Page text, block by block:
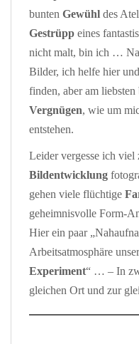
bunten Gewühl des
Gestrüpp eines
nicht malt, bin ich …
Bilder, ich helfe hier
finden, aber am
Vergnügen, wie um
entstehen.
Leider vergesse ich
Bildentwicklung
gehen viele flüchtige
geheimnisvolle Form-
Hier ein paar
Arbeitsatmosphäre
Experiment“ … – In
gleichen Ort und zur